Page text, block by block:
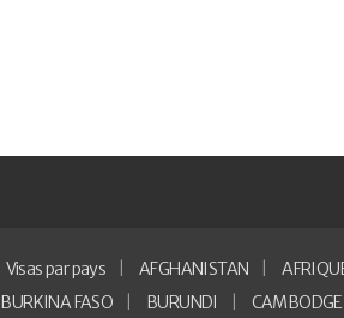
Visas par pays AFGHANISTAN
BURKINA FASO BURUNDI CAMBODGE